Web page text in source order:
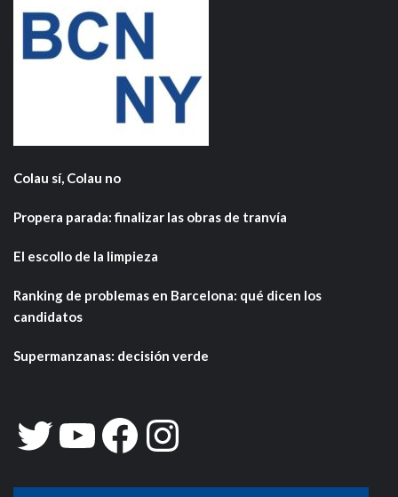
Colau sí, Colau no
Propera parada: finalizar las obras de tranvía
El escollo de la limpieza
Ranking de problemas en Barcelona: qué dicen los
candidatos
Supermanzanas: decisión verde
Twitter
YouTube
Facebook
Instagram